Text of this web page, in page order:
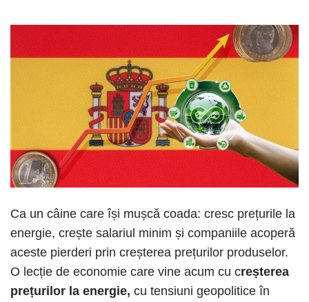
Ca un câine care își mușcă coada: cresc prețurile la
energie, crește salariul minim și companiile acoperă
aceste pierderi prin creșterea prețurilor produselor.
O lecție de economie care vine acum cu creșterea
prețurilor la energie, cu tensiuni geopolitice în